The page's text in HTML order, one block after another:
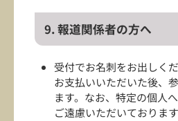
9. 報道関係者の方へ
受付でお名刺をお出しく
お支払いいただいた後、
ます。なお、特定の個人
ご遠慮いただいております